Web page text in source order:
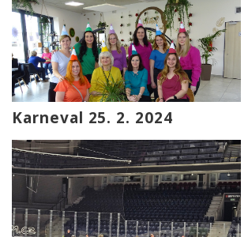
Karneval 25. 2. 2024